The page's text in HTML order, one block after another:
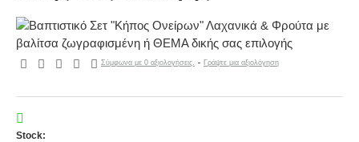
Σύμφωνα με 0 αξιολογήσεις. - Γράψτε μια αξιολόγηση
Stock: